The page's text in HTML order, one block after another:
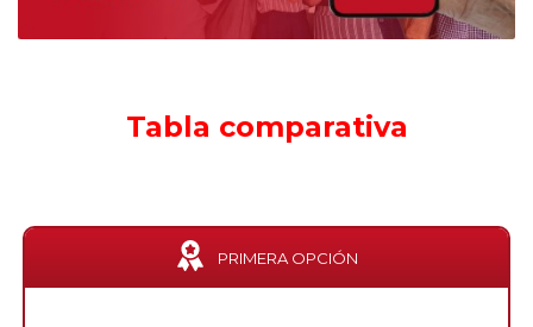
Tabla comparativa
PRIMERA OPCIÓN